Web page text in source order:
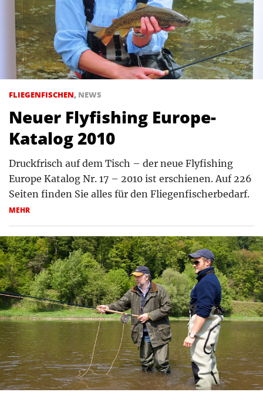
FLIEGENFISCHEN, NEWS
Neuer Flyfishing Europe-
Katalog 2010
Druckfrisch auf dem Tisch – der neue Flyfishing
Europe Katalog Nr. 17 – 2010 ist erschienen. Auf 226
Seiten finden Sie alles für den Fliegenfischerbedarf.
MEHR